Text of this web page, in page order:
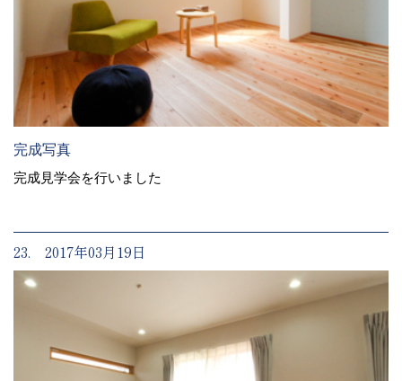
完成写真
完成見学会を行いました
23. 2017年03月19日